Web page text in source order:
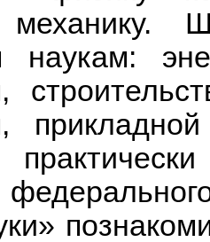
механику.
наукам: